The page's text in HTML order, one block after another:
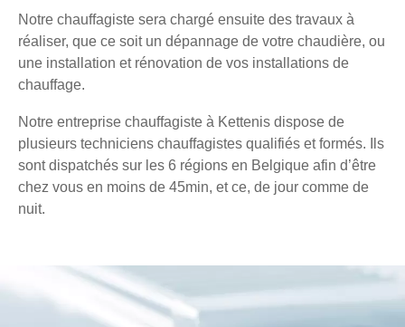
Notre chauffagiste sera chargé ensuite des travaux à
réaliser, que ce soit un dépannage de votre chaudière, ou
une installation et rénovation de vos installations de
chauffage.
Notre entreprise chauffagiste à Kettenis dispose de
plusieurs techniciens chauffagistes qualifiés et formés. Ils
sont dispatchés sur les 6 régions en Belgique afin d’être
chez vous en moins de 45min, et ce, de jour comme de
nuit.